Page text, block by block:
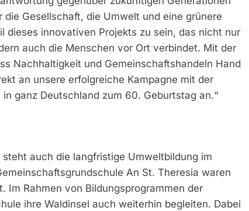
Gesellschaft, die Umwelt und eine grünere
dieses innovativen Projekts zu sein, das nicht nur
auch die Menschen vor Ort verbindet. Mit der
Nachhaltigkeit und Gemeinschaftshandeln Hand
an unsere erfolgreiche Kampagne mit der
ganz Deutschland zum 60. Geburtstag an.“
auch die langfristige Umweltbildung im
An St. Theresia waren
Rahmen von Bildungsprogrammen der
ihre Waldinsel auch weiterhin begleiten. Dabei